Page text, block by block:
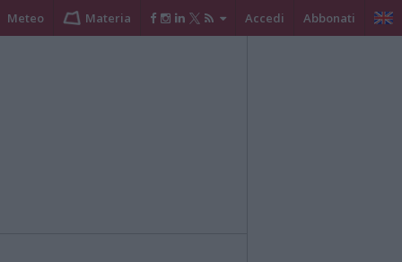
Meteo Materia Accedi Abbonati